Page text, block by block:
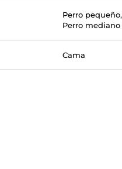
Perro pequeño,
Perro mediano
Cama